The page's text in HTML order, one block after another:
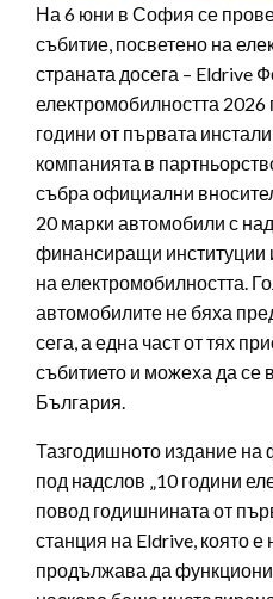
На 6 юни в София се
събитие, посветено на
страната досега – Eldrive
електромобилността 2026
години от първата
компанията в
събра официални
20 марки автомобили с
финансиращи институции
на електромобилността.
автомобилите не бяха
сега, а една част от тях
събитието и можеха да се
България.
Тазгодишното издание на
под надслов „10 години
повод годишнината от
станция на Eldrive, която е
продължава да